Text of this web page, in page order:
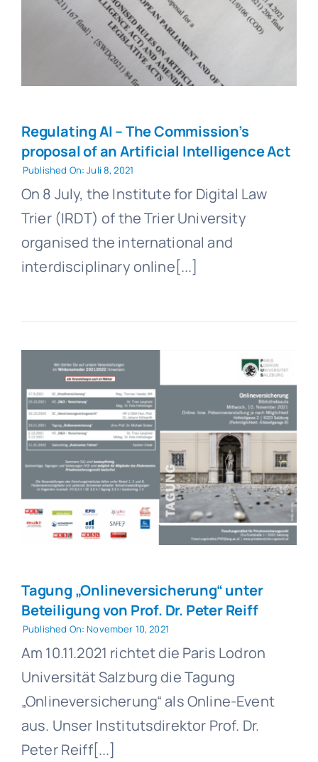
Regulating AI – The Commission’s
proposal of an Artificial Intelligence Act
Published On: Juli 8, 2021
On 8 July, the Institute for Digital Law
Trier (IRDT) of the Trier University
organised the international and
interdisciplinary online[...]
Tagung „Onlineversicherung“ unter
Beteiligung von Prof. Dr. Peter Reiff
Published On: November 10, 2021
Am 10.11.2021 richtet die Paris Lodron
Universität Salzburg die Tagung
„Onlineversicherung“ als Online-Event
aus. Unser Institutsdirektor Prof. Dr.
Peter Reiff[...]